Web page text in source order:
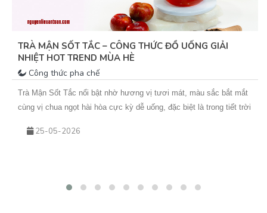
TRÀ MẬN SỐT TẮC – CÔNG THỨC ĐỒ UỐNG GIẢI
NHIỆT HOT TREND MÙA HÈ
Công thức pha chế
Trà Mận Sốt Tắc nổi bật nhờ hương vị tươi mát, màu sắc bắt mắt
cùng vị chua ngọt hài hòa cực kỳ dễ uống, đặc biệt là trong tiết trời
đậm vị và sốt tắc chua thanh giúp món nước này không chỉ giải
Toàn khám phá ngay công thức Trà Mận Sốt Tắc dưới đây nhé!
25-05-2026